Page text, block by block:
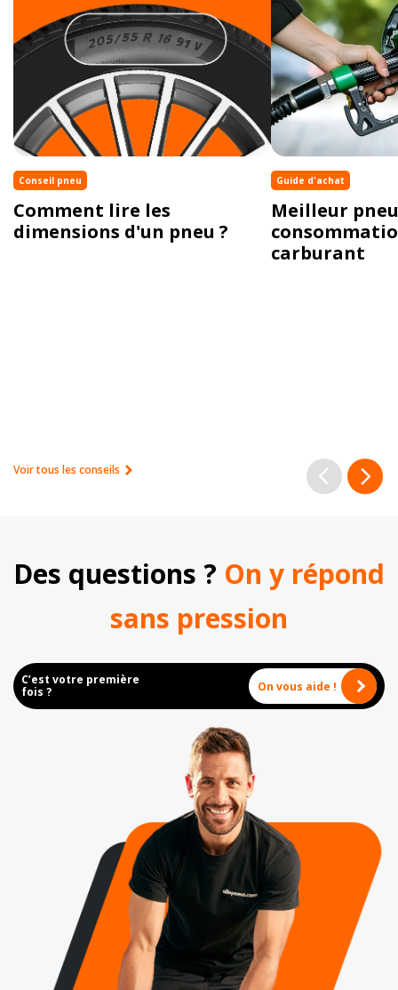
Conseil pneu
Comment lire les
dimensions d'un pneu ?
Guide d'achat
Meilleur
carburant
Voir tous les conseils
Des questions ? On y répond
sans pression
C’est votre première
fois ?
On vous aide !